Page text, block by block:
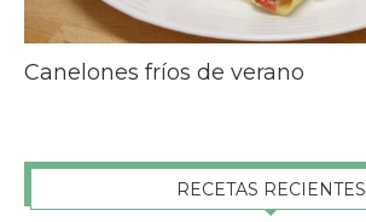
Canelones fríos de verano
RECETAS RECIENTES